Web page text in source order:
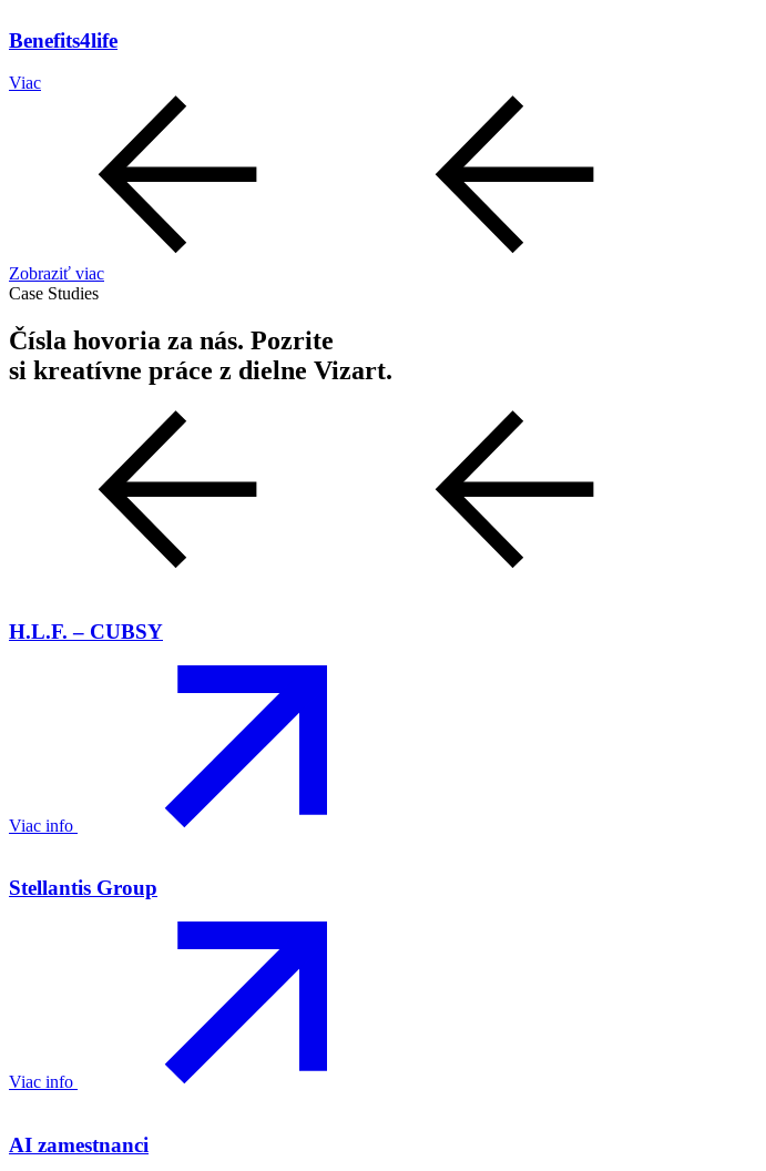
Benefits4life
Viac
Zobraziť viac
Case Studies
Čísla hovoria za nás. Pozrite
si kreatívne práce z dielne Vizart.
H.L.F. – CUBSY
Viac info
Stellantis Group
Viac info
AI zamestnanci